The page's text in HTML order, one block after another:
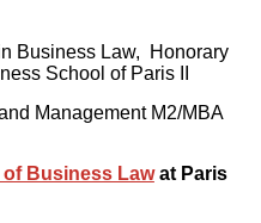
Business Law, Honorary
School of Paris II
Management M2/MBA
of Business Lawat Paris